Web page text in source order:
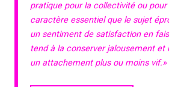
pratique pour la collectivité ou pour
caractère essentiel que le sujet
un sentiment de satisfaction en
tend à la conserver jalousement et
un attachement plus ou moins vif.»